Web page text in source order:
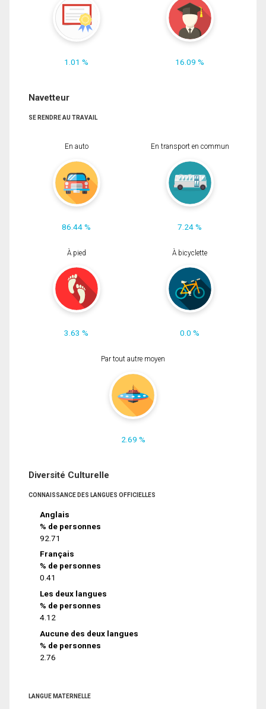
1.01 % 16.09 %
Navetteur
SE RENDRE AU TRAVAIL
En auto
86.44 %
En transport en commun
7.24 %
À pied
3.63 %
À bicyclette
0.0 %
Par tout autre moyen
2.69 %
Diversité Culturelle
CONNAISSANCE DES LANGUES OFFICIELLES
Anglais
% de personnes
92.71
Français
% de personnes
0.41
Les deux langues
% de personnes
4.12
Aucune des deux langues
% de personnes
2.76
LANGUE MATERNELLE